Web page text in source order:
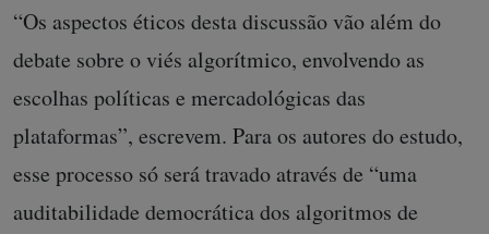
“Os aspectos éticos desta discussão vão além do
debate sobre o viés algorítmico, envolvendo as
escolhas políticas e mercadológicas das
plataformas”, escrevem. Para os autores do estudo,
esse processo só será travado através de “uma
auditabilidade democrática dos algoritmos de